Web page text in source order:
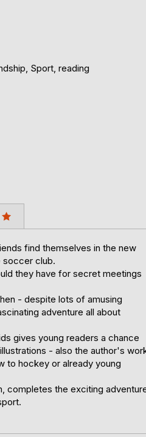
Sport, reading
find themselves in the new
soccer club.
they have for secret meetings
- despite lots of amusing
adventure all about
gives young readers a chance
- also the author's
to hockey or already young
completes the exciting